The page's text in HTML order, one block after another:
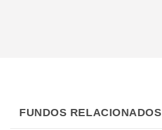
FUNDOS RELACIONADOS